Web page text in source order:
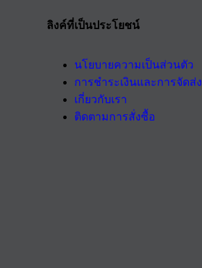
ลิงค์ที่เป็นประโยชน์
นโยบายความเป็นส่วนตัว
การชำระเงินและการจัดส่ง
เกี่ยวกับเรา
ติดตามการสั่งซื้อ